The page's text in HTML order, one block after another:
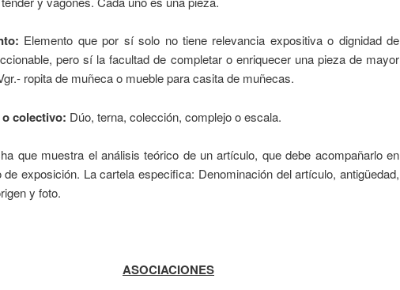
Elemento que por sí solo no tiene relevancia expositiva o dignidad de
pero sí la facultad de completar o enriquecer una pieza de mayor
ropita de muñeca o mueble para casita de muñecas.
colectivo: Dúo, terna, colección, complejo o escala.
que muestra el análisis teórico de un artículo, que debe acompañarlo en
de exposición. La cartela especifica: Denominación del artículo, antigüedad,
y foto.
ASOCIACIONES